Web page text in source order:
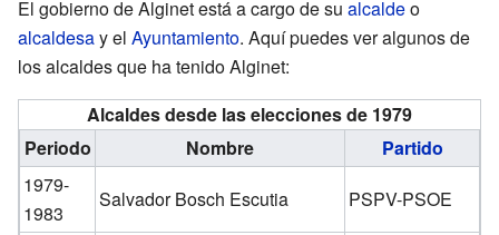
El gobierno de Alginet está a cargo de su alcaldeo
alcaldesay el Ayuntamiento. Aquí puedes ver algunos de
los alcaldes que ha tenido Alginet:
Alcaldes desde las elecciones de 1979
Periodo
Nombre
Partido
1979-
1983
Salvador Bosch Escutia
PSPV-PSOE